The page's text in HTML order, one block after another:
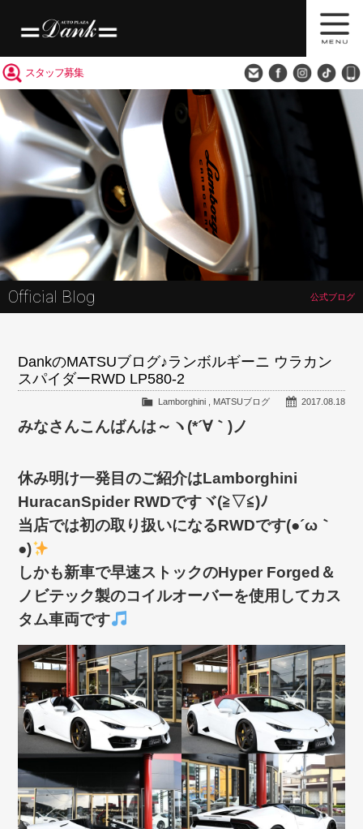
スタッフ募集
Official Blog 公式ブログ
DankのMATSUブログ♪ランボルギーニ ウラカン
スパイダーRWD LP580-2
2017.08.18
Lamborghini, MATSUブログ
みなさんこんばんは～ヽ(*´∀｀)ノ
休み明け一発目のご紹介はLamborghini
HuracanSpider RWDですヾ(≧▽≦)ﾉ
当店では初の取り扱いになるRWDです(●´ω｀
●)
しかも新車で早速ストックのHyper Forged＆
ノビテック製のコイルオーバーを使用してカス
タム車両です